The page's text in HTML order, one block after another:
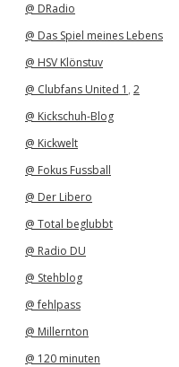
@ DRadio
@ Das Spiel meines Lebens
@ HSV Klönstuv
@ Clubfans United 1 , 2
@ Kickschuh-Blog
@ Kickwelt
@ Fokus Fussball
@ Der Libero
@ Total beglubbt
@ Radio DU
@ Stehblog
@ fehlpass
@ Millernton
@ 120 minuten